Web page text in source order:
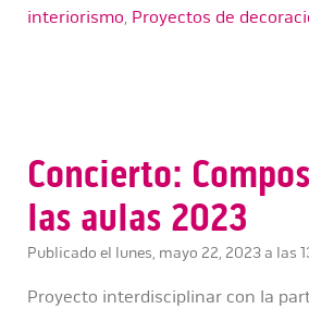
interiorismo, Proyectos de
Concierto:
las aulas 2023
Publicado el lunes, mayo 22, 2023 a las
Proyecto interdisciplinar con la